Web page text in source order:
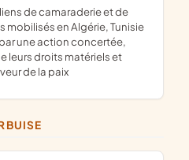
mobilisés en Algérie, Tunisie
une action concertée,
leurs droits matériels et
de la paix